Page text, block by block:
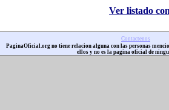
Ver listado
Contactenos
PaginaOficial.org no tiene relacion alguna con las personas
ellos y no es la pagina oficial de